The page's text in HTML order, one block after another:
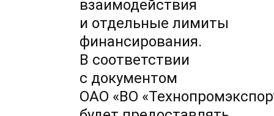
взаимодействия
и отдельные лимиты
финансирования.
В соответствии
с документом
ОАО «ВО